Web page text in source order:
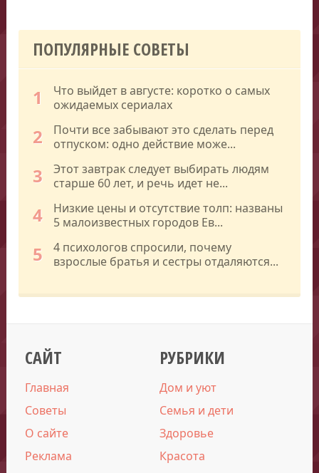
ПОПУЛЯРНЫЕ СОВЕТЫ
1
Что выйдет в августе: коротко о самых
ожидаемых сериалах
2
Почти все забывают это сделать перед
отпуском: одно действие може...
3
Этот завтрак следует выбирать людям
старше 60 лет, и речь идет не...
4
Низкие цены и отсутствие толп: названы
5 малоизвестных городов Ев...
5
4 психологов спросили, почему
взрослые братья и сестры отдаляются...
САЙТ
Главная
Советы
О сайте
Реклама
РУБРИКИ
Дом и уют
Семья и дети
Здоровье
Красота